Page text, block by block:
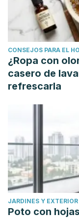
CONSEJOS PARA EL
¿Ropa con
casero de
refrescarla
JARDINES Y EXTERIOR
Poto con